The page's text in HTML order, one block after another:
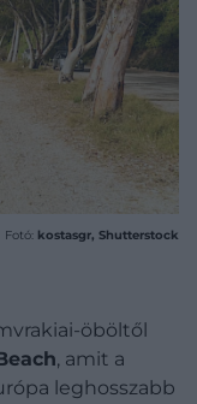
Fotó: kostasgr, Shutterstock
öböltől
, amit a
leghosszabb